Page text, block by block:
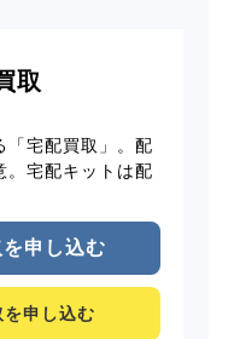
取
「宅配買取」。配
。宅配キットは配
申し込む
申し込む